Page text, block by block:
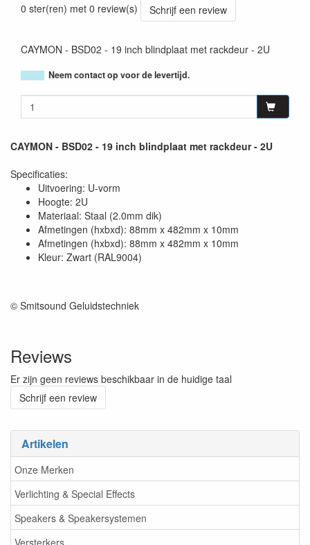
Artikelen
Onze Merken
Verlichting & Special Effects
Speakers & Speakersystemen
Versterkers
0 ster(ren) met 0 review(s)
Schrijf een review
CAYMON - BSD02 - 19 inch blindplaat met rackdeur - 2U
Neem contact op voor de levertijd.
CAYMON - BSD02 - 19 inch blindplaat met rackdeur - 2U
Specificaties:
Uitvoering: U-vorm
Hoogte: 2U
Materiaal: Staal (2.0mm dik)
Afmetingen (hxbxd): 88mm x 482mm x 10mm
Afmetingen (hxbxd): 88mm x 482mm x 10mm
Kleur: Zwart (RAL9004)
© Smitsound Geluidstechniek
Reviews
Er zijn geen reviews beschikbaar in de huidige taal
Schrijf een review